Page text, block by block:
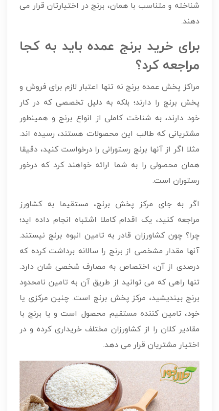
شناخته و متناسب با همان، برنج در اختیارتان قرار می
دهند.
برای خرید برنج عمده باید به کجا
مراجعه کرد؟
مراکز پخش عمده برنج نه تنها اعتبار لازم برای فروش و
پخش برنج را دارند؛ بلکه به دلیل تخصصی که در کار
خود دارند، به شناخت کاملی از انواع برنج و همینطور
مشتریانی که طالب این محصولات هستند، رسیده اند.
مثلا اگر از آنها برنج رستورانی را درخواست کنید، دقیقا
همان محصولی را به شما ارائه خواهند کرد که درخور
رستوران است.
اگر به جای مرکز پخش برنج، مستقیما به کشاورز
مراجعه کنید، یک اقدام کاملا اشتباه انجام داده اید؛
چرا؟ چون کشاورزان قادر به تامین انبوه برنج نیستند.
آنها مقدار مشخصی از برنج را سالانه برداشت کرده که
درصدی از آن، اختصاص به مصارف شخصی شان دارد.
تنها راهی که می توانید از طریق آن به تامین نامحدود
برنج بیندیشید، مرکز پخش برنج است. چنین مرکزی یا
خود، تامین کننده مستقیم محصول است و یا برنج با
مقادیر کلان را از کشاورزان مختلف خریداری کرده و در
اختیار مشتریان قرار می دهد.